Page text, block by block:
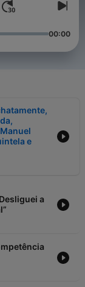
00:00
e
a